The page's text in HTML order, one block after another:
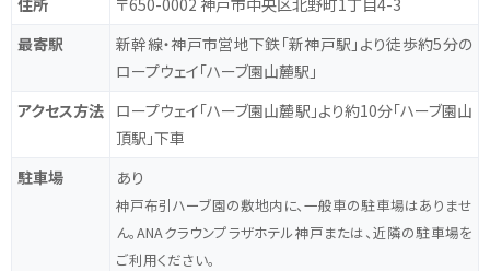
最寄駅
新幹線・神戸市営地下鉄「新神戸駅」より徒歩約5分の
ロープウェイ「ハーブ園山麓駅」
アクセス方法 ロープウェイ「ハーブ園山麓駅」より約10分「ハーブ園山
頂駅」下車
駐車場
あり
神戸布引ハーブ園の敷地内に、一般車の駐車場はありませ
ん。ANAクラウンプラザホテル神戸または、近隣の駐車場を
ご利用ください。